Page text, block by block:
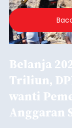
Belanja
Triliun,
wanti
Anggaran